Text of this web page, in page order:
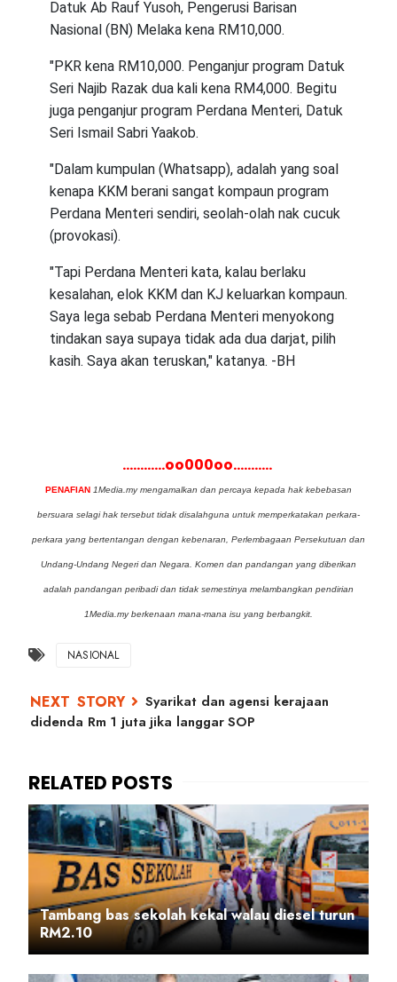
Datuk Ab Rauf Yusoh, Pengerusi Barisan
Nasional (BN) Melaka kena RM10,000.
"PKR kena RM10,000. Penganjur program Datuk
Seri Najib Razak dua kali kena RM4,000. Begitu
juga penganjur program Perdana Menteri, Datuk
Seri Ismail Sabri Yaakob.
"Dalam kumpulan (Whatsapp), adalah yang soal
kenapa KKM berani sangat kompaun program
Perdana Menteri sendiri, seolah-olah nak cucuk
(provokasi).
"Tapi Perdana Menteri kata, kalau berlaku
kesalahan, elok KKM dan KJ keluarkan kompaun.
Saya lega sebab Perdana Menteri menyokong
tindakan saya supaya tidak ada dua darjat, pilih
kasih. Saya akan teruskan," katanya. -BH
............oo000oo...........
PENAFIAN 1Media.my mengamalkan dan percaya kepada hak kebebasan
bersuara selagi hak tersebut tidak disalahguna untuk memperkatakan perkara-
perkara yang bertentangan dengan kebenaran, Perlembagaan Persekutuan dan
Undang-Undang Negeri dan Negara. Komen dan pandangan yang diberikan
adalah pandangan peribadi dan tidak semestinya melambangkan pendirian
1Media.my berkenaan mana-mana isu yang berbangkit.
NASIONAL
Syarikat dan agensi kerajaan
didenda Rm 1 juta jika langgar SOP
Tambang bas sekolah kekal walau diesel turun
RM2.10